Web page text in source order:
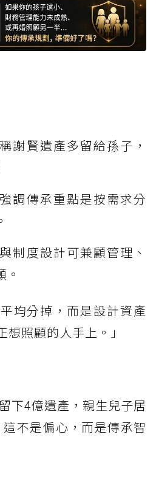
謝賢遺產多留給孫子，
調傳承重點是按需求分
制度設計可兼顧管理、
均分掉，而是設計資產
照顧的人手上。」
下4億遺產，親生兒子居
不是偏心，而是傳承智